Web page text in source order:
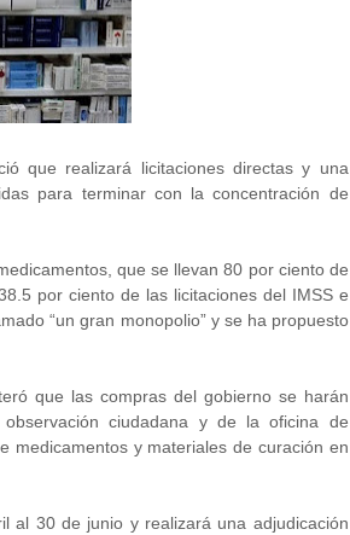
que realizará licitaciones directas y una
para terminar con la concentración de
que se llevan 80 por ciento de
por ciento de las licitaciones del IMSS e
“un gran monopolio” y se ha propuesto
que las compras del gobierno se harán
observación ciudadana y de la oficina de
medicamentos y materiales de curación en
al 30 de junio y realizará una adjudicación